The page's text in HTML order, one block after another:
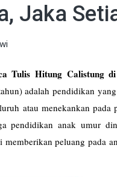
Jaka
Tulis Hitung Calistung
adalah pendidikan
atau menekankan
pendidikan anak umur
peluang pada